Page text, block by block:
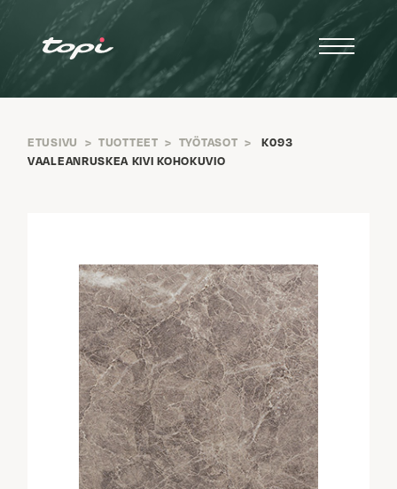
ETUSIVU > TUOTTEET > TYÖTASOT >
K093
VAALEANRUSKEA KIVI KOHOKUVIO